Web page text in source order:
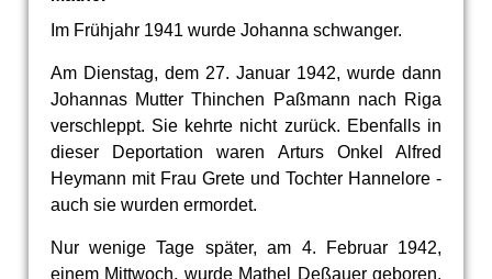
Im Frühjahr 1941 wurde Johanna schwanger.
Am Dienstag, dem 27. Januar 1942, wurde dann
Johannas Mutter Thinchen Paßmann nach Riga
verschleppt. Sie kehrte nicht zurück. Ebenfalls in
dieser Deportation waren Arturs Onkel Alfred
Heymann mit Frau Grete und Tochter Hannelore -
auch sie wurden ermordet.
Nur wenige Tage später, am 4. Februar 1942,
einem Mittwoch, wurde Mathel Deßauer geboren.